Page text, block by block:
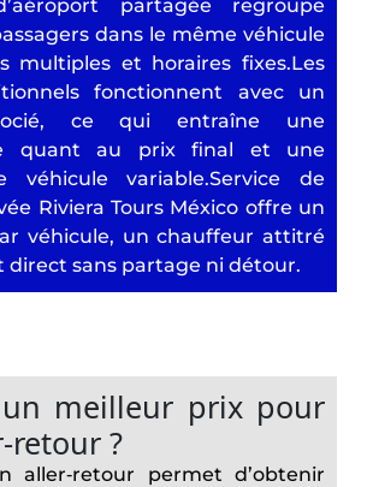
partagée regroupe
dans le même véhicule
multiples et horaires fixes.Les
fonctionnent avec un
ce qui entraîne une
quant au prix final et une
véhicule variable.Service de
Riviera Tours México offre un
véhicule, un chauffeur attitré
direct sans partage ni détour.
un meilleur prix pour
?
aller‑retour permet d’obtenir